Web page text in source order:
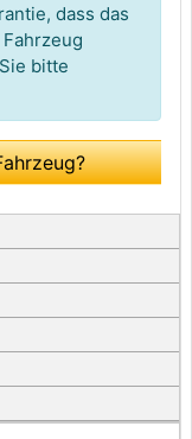
dass das
bitte